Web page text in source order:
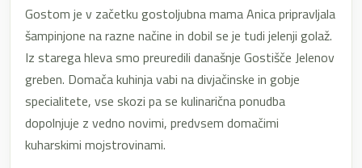
Gostom je v začetku gostoljubna mama Anica pripravljala
šampinjone na razne načine in dobil se je tudi jelenji golaž.
Iz starega hleva smo preuredili današnje Gostišče Jelenov
greben. Domača kuhinja vabi na divjačinske in gobje
specialitete, vse skozi pa se kulinarična ponudba
dopolnjuje z vedno novimi, predvsem domačimi
kuharskimi mojstrovinami.